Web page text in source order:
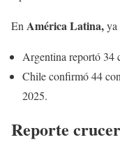
En América Latina,ya
Argentina reportó 34
Chile confirmó 44
2025.
Reporte